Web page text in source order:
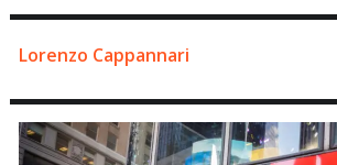
Lorenzo Cappannari